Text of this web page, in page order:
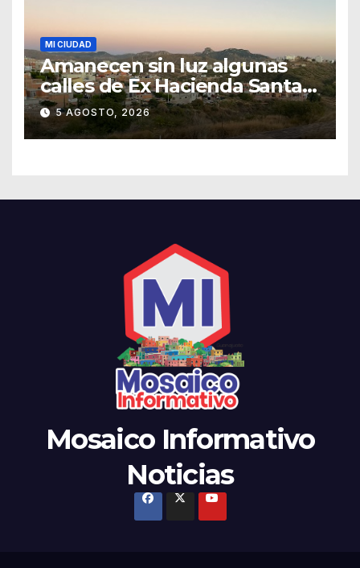
MI CIUDAD
Amanecen sin luz algunas
calles de Ex Hacienda Santa
Teresa
5 AGOSTO, 2026
Mosaico Informativo
Noticias